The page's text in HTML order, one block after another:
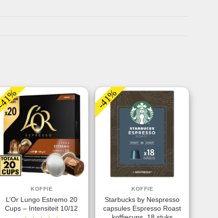
KOFFIE
L’Or Lungo Estremo 20
Cups – Intensiteit 10/12
-41%
KOFFIE
Starbucks by Nespresso
capsules Espresso Roast